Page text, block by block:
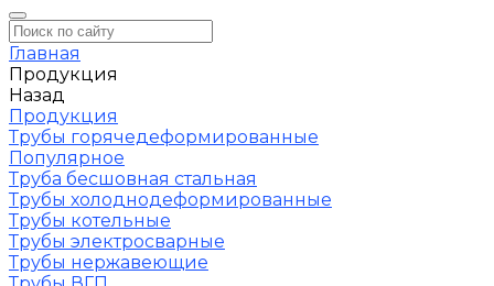
Главная
Продукция
Назад
Продукция
Трубы горячедеформированные
Популярное
Труба бесшовная стальная
Трубы холоднодеформированные
Трубы котельные
Трубы электросварные
Трубы нержавеющие